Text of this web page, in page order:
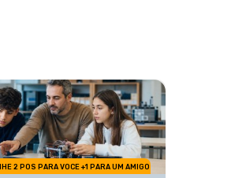
2 POS PARA VOCE +1 PARA UM AMIGO